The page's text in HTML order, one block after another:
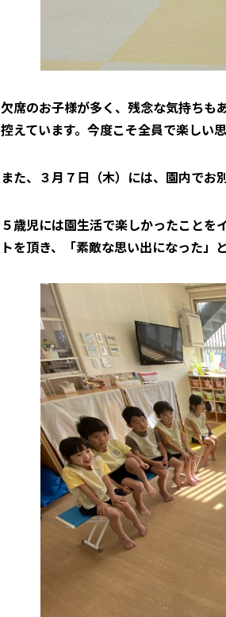
欠席のお子様が多く、残念な気持ちも
控えています。今度こそ全員で楽しい
また、３月７日（木）には、園内でお
５歳児には園生活で楽しかったことを
トを頂き、「素敵な思い出になった」